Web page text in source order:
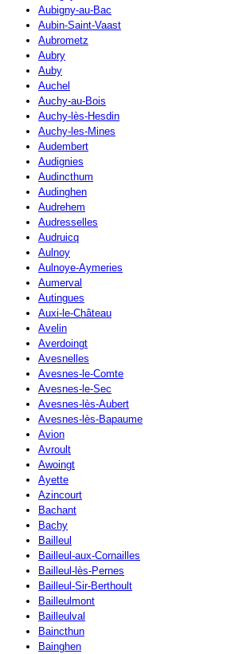
Aubigny-au-Bac
Aubin-Saint-Vaast
Aubrometz
Aubry
Auby
Auchel
Auchy-au-Bois
Auchy-lès-Hesdin
Auchy-les-Mines
Audembert
Audignies
Audincthum
Audinghen
Audrehem
Audresselles
Audruicq
Aulnoy
Aulnoye-Aymeries
Aumerval
Autingues
Auxi-le-Château
Avelin
Averdoingt
Avesnelles
Avesnes-le-Comte
Avesnes-le-Sec
Avesnes-lès-Aubert
Avesnes-lès-Bapaume
Avion
Avroult
Awoingt
Ayette
Azincourt
Bachant
Bachy
Bailleul
Bailleul-aux-Cornailles
Bailleul-lès-Pernes
Bailleul-Sir-Berthoult
Bailleulmont
Bailleulval
Baincthun
Bainghen